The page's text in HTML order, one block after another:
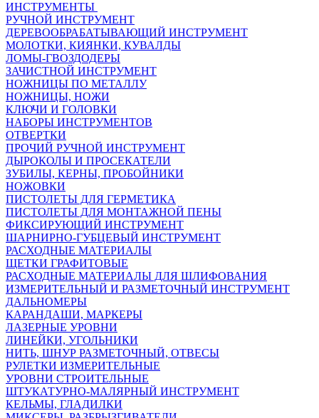
ИНСТРУМЕНТЫ
РУЧНОЙ ИНСТРУМЕНТ
ДЕРЕВООБРАБАТЫВАЮЩИЙ ИНСТРУМЕНТ
МОЛОТКИ, КИЯНКИ, КУВАЛДЫ
ЛОМЫ-ГВОЗДОДЕРЫ
ЗАЧИСТНОЙ ИНСТРУМЕНТ
НОЖНИЦЫ ПО МЕТАЛЛУ
НОЖНИЦЫ, НОЖИ
КЛЮЧИ И ГОЛОВКИ
НАБОРЫ ИНСТРУМЕНТОВ
ОТВЕРТКИ
ПРОЧИЙ РУЧНОЙ ИНСТРУМЕНТ
ДЫРОКОЛЫ И ПРОСЕКАТЕЛИ
ЗУБИЛЫ, КЕРНЫ, ПРОБОЙНИКИ
НОЖОВКИ
ПИСТОЛЕТЫ ДЛЯ ГЕРМЕТИКА
ПИСТОЛЕТЫ ДЛЯ МОНТАЖНОЙ ПЕНЫ
ФИКСИРУЮЩИЙ ИНСТРУМЕНТ
ШАРНИРНО-ГУБЦЕВЫЙ ИНСТРУМЕНТ
РАСХОДНЫЕ МАТЕРИАЛЫ
ЩЕТКИ ГРАФИТОВЫЕ
РАСХОДНЫЕ МАТЕРИАЛЫ ДЛЯ ШЛИФОВАНИЯ
ИЗМЕРИТЕЛЬНЫЙ И РАЗМЕТОЧНЫЙ ИНСТРУМЕНТ
ДАЛЬНОМЕРЫ
КАРАНДАШИ, МАРКЕРЫ
ЛАЗЕРНЫЕ УРОВНИ
ЛИНЕЙКИ, УГОЛЬНИКИ
НИТЬ, ШНУР РАЗМЕТОЧНЫЙ, ОТВЕСЫ
РУЛЕТКИ ИЗМЕРИТЕЛЬНЫЕ
УРОВНИ СТРОИТЕЛЬНЫЕ
ШТУКАТУРНО-МАЛЯРНЫЙ ИНСТРУМЕНТ
КЕЛЬМЫ, ГЛАДИЛКИ